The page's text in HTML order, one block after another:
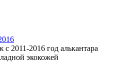
2011-2016 год алькантара
экокожей